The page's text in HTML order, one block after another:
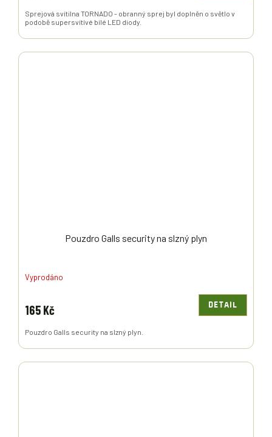
Sprejová svítilna TORNADO - obranný sprej byl doplněn o světlo v
podobě supersvítívé bílé LED diody.
Pouzdro Galls security na slzný plyn
Vyprodáno
165 Kč DETAIL
Pouzdro Galls security na slzný plyn.